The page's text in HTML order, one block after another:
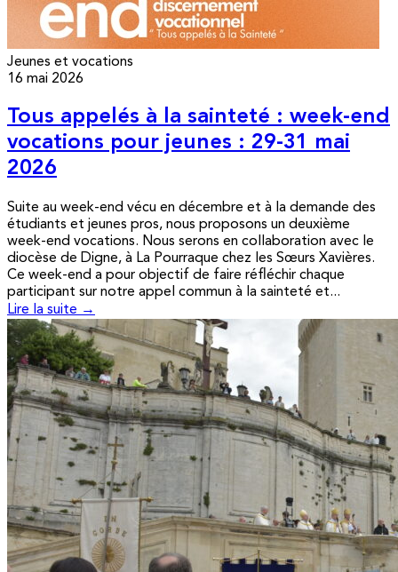
Jeunes et vocations
16 mai 2026
Tous appelés à la sainteté : week-end
vocations pour jeunes : 29-31 mai
2026
Suite au week-end vécu en décembre et à la demande des
étudiants et jeunes pros, nous proposons un deuxième
week-end vocations. Nous serons en collaboration avec le
diocèse de Digne, à La Pourraque chez les Sœurs Xavières.
Ce week-end a pour objectif de faire réfléchir chaque
participant sur notre appel commun à la sainteté et...
Lire la suite →